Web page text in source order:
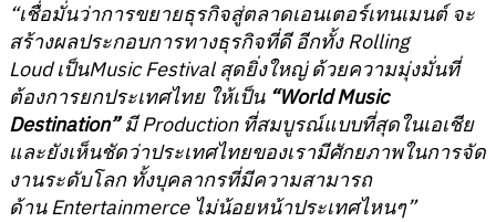
“เชื่อมั่นว่าการขยายธุรกิจสู่ตลาดเอนเตอร์เทนเมนต์ จะ
สร้างผลประกอบการทางธุรกิจที่ดี อีกทั้ง Rolling
Loud เป็นMusic Festival สุดยิ่งใหญ่ ด้วยความมุ่งมั่นที่
ต้องการยกประเทศไทย ให้เป็น “World Music
Destination”มี Production ที่สมบูรณ์แบบที่สุดในเอเชีย
และยังเห็นชัดว่าประเทศไทยของเรามีศักยภาพในการจัด
งานระดับโลก ทั้งบุคลากรที่มีความสามารถ
ด้าน Entertainmerce ไม่น้อยหน้าประเทศไหนๆ”